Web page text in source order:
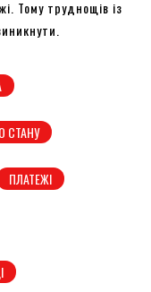
Тому труднощів із
СТАНУ
ПЛАТЕЖІ